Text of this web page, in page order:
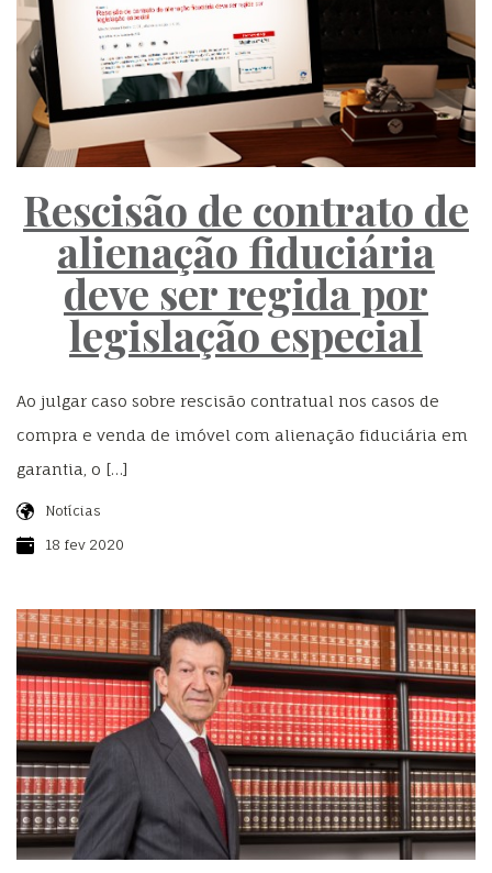
Rescisão de contrato de
alienação fiduciária
deve ser regida por
legislação especial
Ao julgar caso sobre rescisão contratual nos casos de
compra e venda de imóvel com alienação fiduciária em
garantia, o […]
Notícias
18 fev 2020